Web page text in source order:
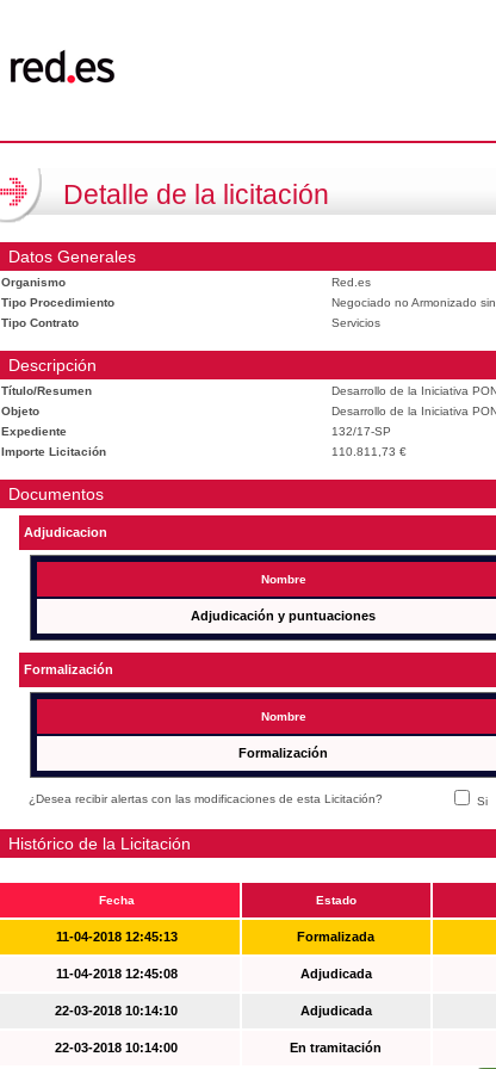
Detalle de la licitación
Datos Generales
Organismo
Red.es
Tipo Procedimiento
Negociado no Armonizado
Tipo Contrato
Servicios
Descripción
Título/Resumen
Desarrollo de la Iniciativa
Objeto
Desarrollo de la Iniciativa
Expediente
132/17-SP
Importe Licitación
110.811,73 €
Documentos
Adjudicacion
Nombre
Adjudicación y puntuaciones
Formalización
Nombre
Formalización
¿Desea recibir alertas con las modificaciones de esta Licitación? Si
Histórico de la Licitación
Fecha Estado
11-04-2018 12:45:13 Formalizada
11-04-2018 12:45:08 Adjudicada
22-03-2018 10:14:10 Adjudicada
22-03-2018 10:14:00 En tramitación